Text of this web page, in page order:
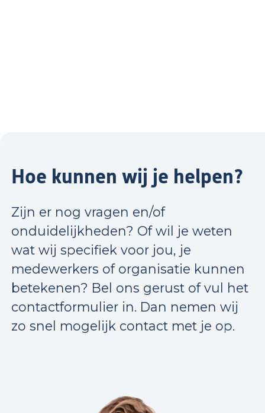
Hoe kunnen wij je helpen?
Zijn er nog vragen en/of
onduidelijkheden? Of wil je weten
wat wij specifiek voor jou, je
medewerkers of organisatie kunnen
betekenen? Bel ons gerust of vul het
contactformulier in. Dan nemen wij
zo snel mogelijk contact met je op.